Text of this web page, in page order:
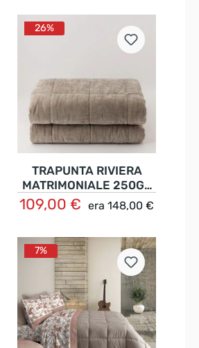
26%
TRAPUNTA RIVIERA
MATRIMONIALE 250GR
IN CINIGLIA TINTA
UNITA LOREY
109,00 € era148,00 €
Dettagli
7%